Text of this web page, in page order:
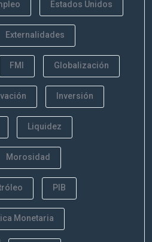
Estados Unidos
Externalidades
FMI Globalización
Inversión
Liquidez
Morosidad
PIB
Monetaria